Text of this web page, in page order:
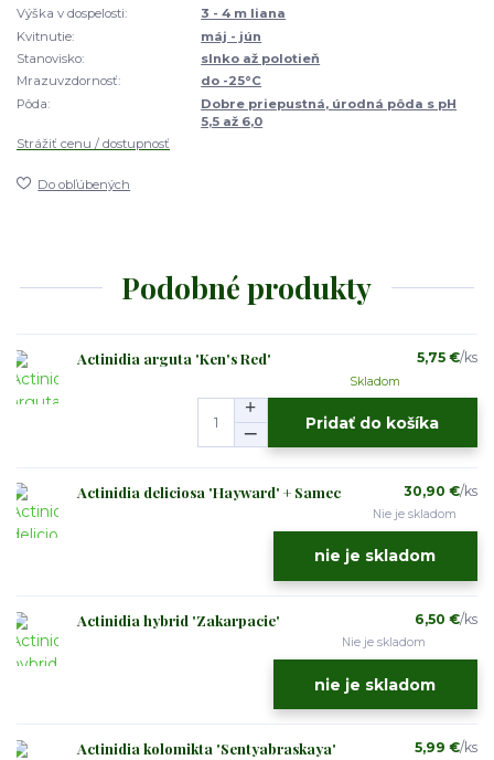
Výška v dospelosti:
3 - 4 m liana
Kvitnutie:
máj - jún
Stanovisko:
slnko až polotieň
Mrazuvzdornosť:
do -25°C
Pôda:
Dobre priepustná, úrodná pôda s pH
5,5 až 6,0
Strážiť cenu / dostupnosť
Do obľúbených
Podobné produkty
Actinidia arguta 'Ken's Red' 5,75 €/ks
Skladom
Pridať do košíka
Actinidia deliciosa 'Hayward' + Samec 30,90 €/ks
Nie je skladom
nie je skladom
Actinidia hybrid 'Zakarpacie' 6,50 €/ks
Nie je skladom
nie je skladom
Actinidia kolomikta 'Sentyabraskaya' 5,99 €/ks